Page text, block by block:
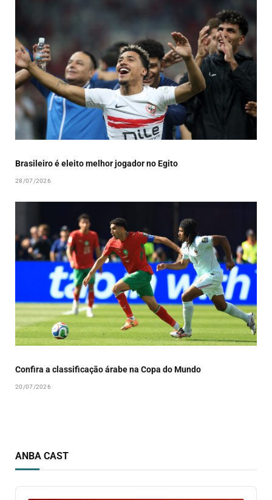
Brasileiro é eleito melhor jogador no Egito
28/07/2026
Confira a classificação árabe na Copa do Mundo
20/07/2026
ANBA CAST
Audio